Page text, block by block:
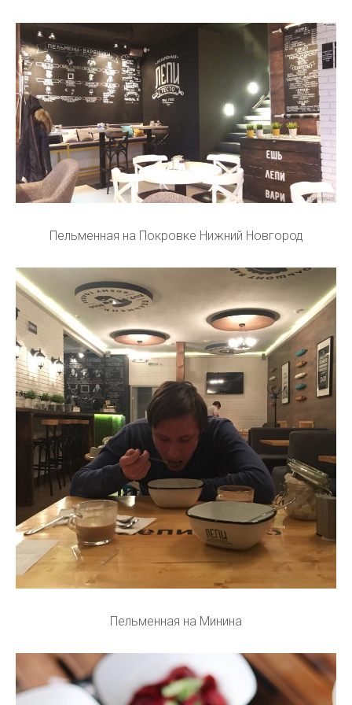
Пельменная на Покровке Нижний Новгород
Пельменная на Минина